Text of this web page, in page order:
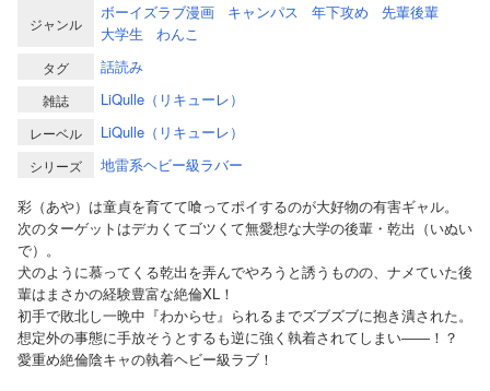
ジャンル
ボーイズラブ漫画 キャンパス 年下攻め
先輩後輩
大学生
わんこ
タグ 話読み
雑誌 LiQulle（リキューレ）
レーベル LiQulle（リキューレ）
シリーズ
地雷系ヘビー級ラバー
彩（あや）は童貞を育てて喰ってポイするのが大好物の有害ギャル。
次のターゲットはデカくてゴツくて無愛想な大学の後輩・乾出（いぬい
で）。
犬のように慕ってくる乾出を弄んでやろうと誘うものの、ナメていた後
輩はまさかの経験豊富な絶倫XL！
初手で敗北し一晩中『わからせ』られるまでズブズブに抱き潰された。
想定外の事態に手放そうとするも逆に強く執着されてしまい――！？
愛重め絶倫陰キャの執着ヘビー級ラブ！